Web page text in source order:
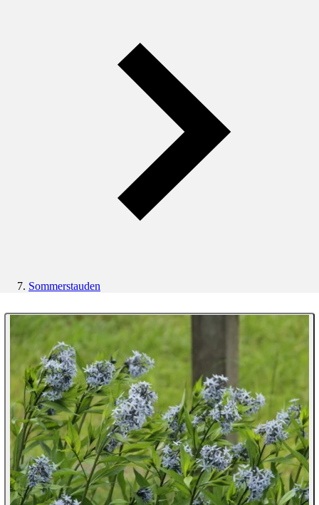
Sommerstauden